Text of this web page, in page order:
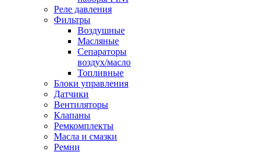
Реле давления
Фильтры
Воздушные
Масляные
Сепараторы
воздух/масло
Топливные
Блоки управления
Датчики
Вентиляторы
Клапаны
Ремкомплекты
Масла и смазки
Ремни